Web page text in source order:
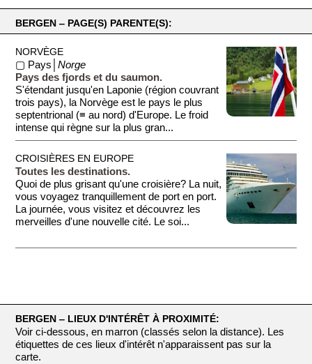
BERGEN ‒ PAGE(S) PARENTE(S):
NORVÈGE
▢ Pays│Norge
Pays des fjords et du saumon.
S'étendant jusqu'en Laponie (région couvrant
trois pays), la Norvège est le pays le plus
septentrional (≡ au nord) d'Europe. Le froid
intense qui règne sur la plus gran...
CROISIÈRES EN EUROPE
Toutes les destinations.
Quoi de plus grisant qu'une croisière? La nuit,
vous voyagez tranquillement de port en port.
La journée, vous visitez et découvrez les
merveilles d'une nouvelle cité. Le soi...
BERGEN ‒ LIEUX D'INTÉRÊT À PROXIMITÉ:
Voir ci-dessous, en marron (classés selon la distance). Les
étiquettes de ces lieux d'intérêt n'apparaissent pas sur la
carte.